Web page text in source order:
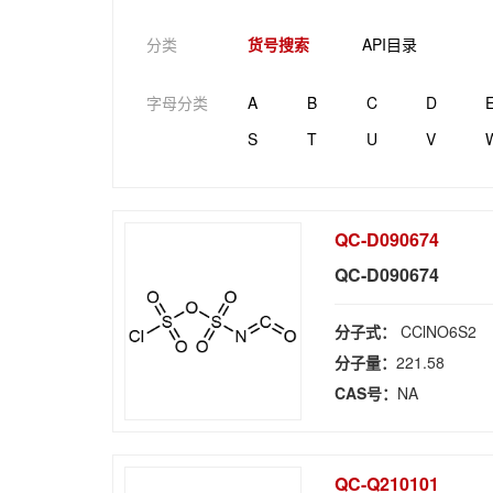
分类 货号搜索 API目录
字母分类 A B C D
S
T U V
QC-D090674
QC-D090674
分子式：CClNO6S2
分子量：221.58
CAS号： NA
QC-Q210101